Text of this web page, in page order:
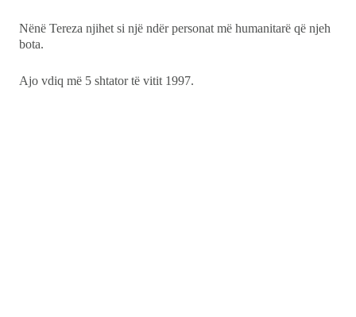
Nënë Tereza njihet si një ndër personat më humanitarë që njeh
bota.
Ajo vdiq më 5 shtator të vitit 1997.